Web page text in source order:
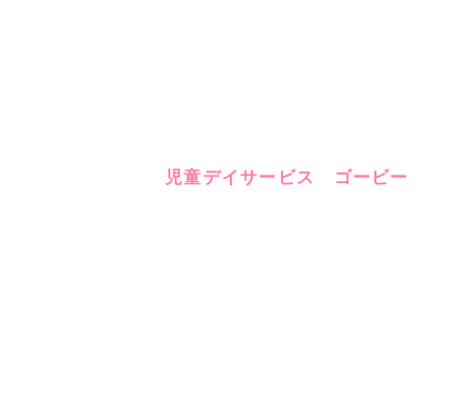
児童デイサービス ゴービー